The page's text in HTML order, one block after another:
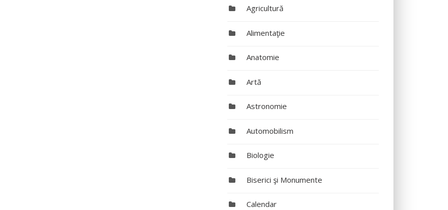
Agricultură
Alimentaţie
Anatomie
Artă
Astronomie
Automobilism
Biologie
Biserici şi Monumente
Calendar